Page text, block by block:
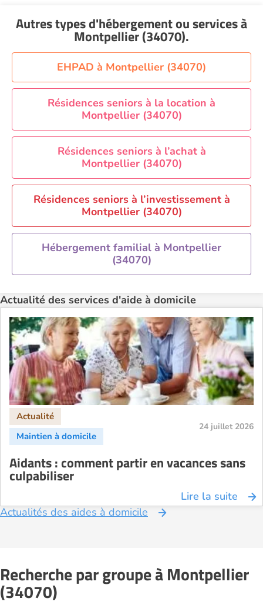
Voir toutes les aides à domicile à Montpellier
(34070)
Aide à domicile Nice
Aide à domicile Nîmes
Aide à domicile Orléans
Aide à domicile Paris
Aide à domicile Perpignan
Aide à domicile Rennes
Aide à domicile Saint-Etienne
Aide à domicile Toulouse
Recherche par ville
Autres types d'hébergement ou servicesà
Montpellier (34070).
EHPAD à Montpellier (34070)
Résidences seniors à la location à
Montpellier (34070)
Résidences seniors à l’achat à
Montpellier (34070)
Résidences seniors à l’investissement à
Montpellier (34070)
Hébergement familial à Montpellier
(34070)
Actualité des services d'aide à domicile
24 juillet 2026
Aidants : comment partir en vacances sans
culpabiliser
Lire la suite
Actualités des aides à domicile
Recherche par groupe à Montpellier
(34070)